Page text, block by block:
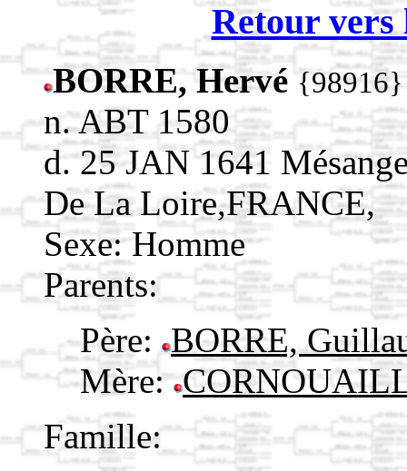
Retour vers
BORRE, Hervé {98916}
n. ABT 1580
d. 25 JAN 1641
De La Loire,FRANCE,
Sexe: Homme
Parents:
Père: BORRE,
Mère:
Famille: